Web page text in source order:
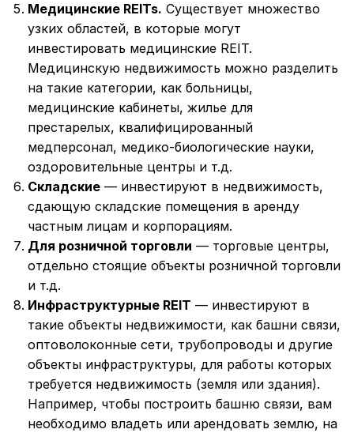
Медицинские REITs. Существует множество
узких областей, в которые могут
инвестировать медицинские REIT.
Медицинскую недвижимость можно разделить
на такие категории, как больницы,
медицинские кабинеты, жилье для
престарелых, квалифицированный
медперсонал, медико-биологические науки,
оздоровительные центры и т.д.
Складские — инвестируют в недвижимость,
сдающую складские помещения в аренду
частным лицам и корпорациям.
Для розничной торговли — торговые центры,
отдельно стоящие объекты розничной торговли
и т.д.
Инфраструктурные REIT — инвестируют в
такие объекты недвижимости, как башни связи,
оптоволоконные сети, трубопроводы и другие
объекты инфраструктуры, для работы которых
требуется недвижимость (земля или здания).
Например, чтобы построить башню связи, вам
необходимо владеть или арендовать землю, на